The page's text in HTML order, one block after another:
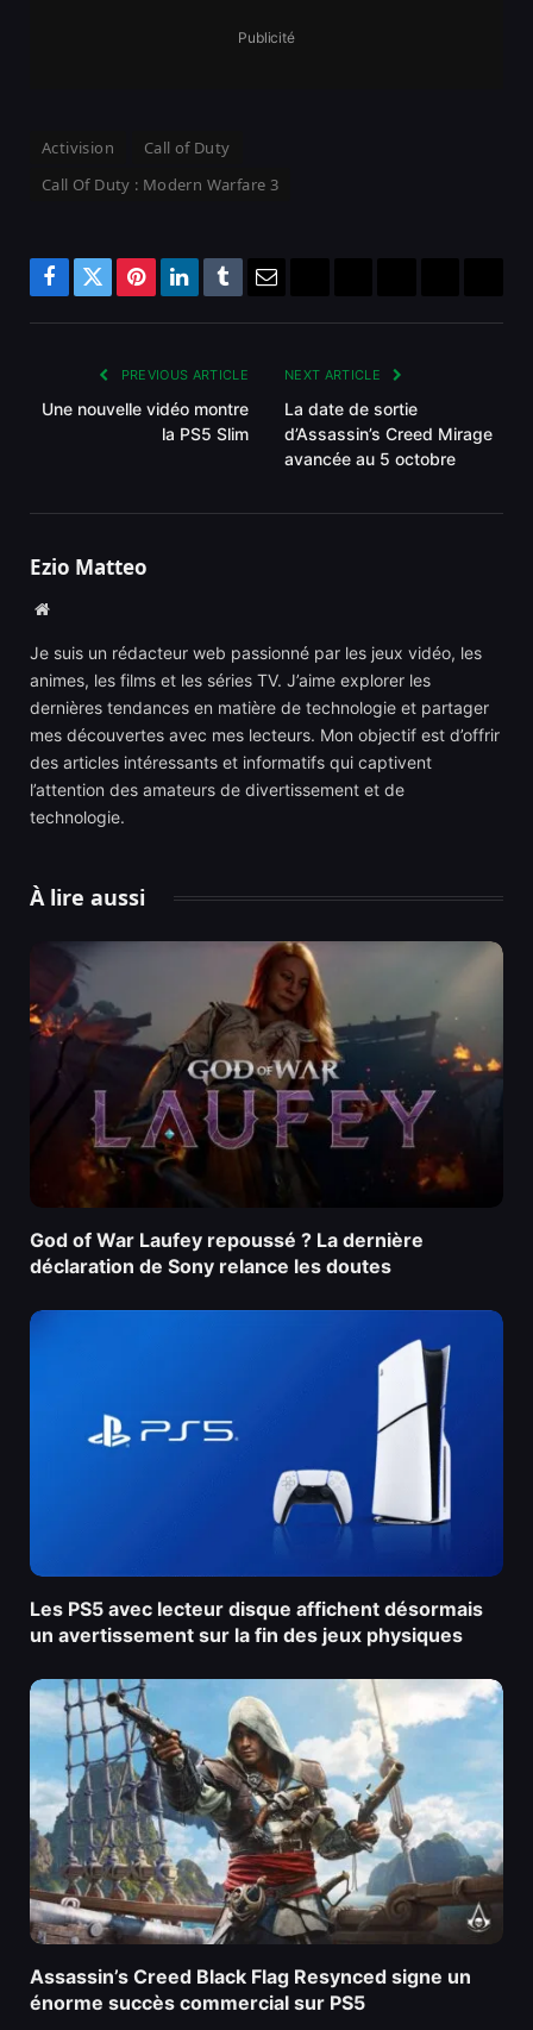
Publicité
Activision
Call of Duty
Call Of Duty : Modern Warfare 3
Facebook
TwitterPinterestLinkedInTumblrEmail
PREVIOUS ARTICLE
Une nouvelle vidéo montre
la PS5 Slim
NEXT ARTICLE
La date de sortie
d’Assassin’s Creed Mirage
avancée au 5 octobre
Ezio Matteo
Website
Je suis un rédacteur web passionné par les jeux vidéo, les
animes, les films et les séries TV. J’aime explorer les
dernières tendances en matière de technologie et partager
mes découvertes avec mes lecteurs. Mon objectif est d’offrir
des articles intéressants et informatifs qui captivent
l’attention des amateurs de divertissement et de
technologie.
À lire aussi
God of War Laufey repoussé ? La dernière
déclaration de Sony relance les doutes
Les PS5 avec lecteur disque affichent désormais
un avertissement sur la fin des jeux physiques
Assassin’s Creed Black Flag Resynced signe un
énorme succès commercial sur PS5